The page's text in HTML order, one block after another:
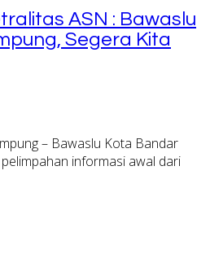
ASN : Bawaslu
Segera Kita
– Bawaslu Kota Bandar
informasi awal dari